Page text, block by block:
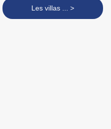
Les villas ... >